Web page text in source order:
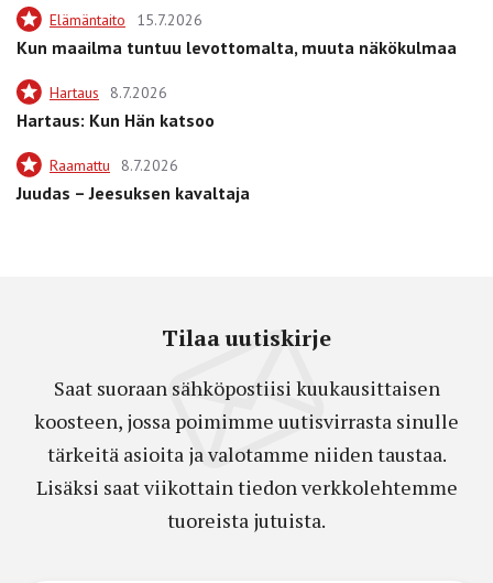
Elämäntaito 15.7.2026
Kun maailma tuntuu levottomalta, muuta näkökulmaa
Hartaus 8.7.2026
Hartaus: Kun Hän katsoo
Raamattu 8.7.2026
Juudas – Jeesuksen kavaltaja
Tilaa uutiskirje
Saat suoraan sähköpostiisi kuukausittaisen
koosteen, jossa poimimme uutisvirrasta sinulle
tärkeitä asioita ja valotamme niiden taustaa.
Lisäksi saat viikottain tiedon verkkolehtemme
tuoreista jutuista.